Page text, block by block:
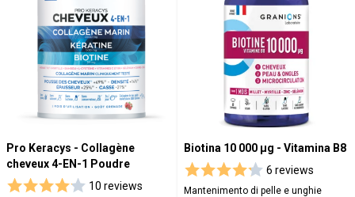
Pro Keracys - Collagène
cheveux 4-EN-1 Poudre
10 reviews
Biotina 10 000 µg - Vitamina B8
6 reviews
Mantenimento di pelle e unghie